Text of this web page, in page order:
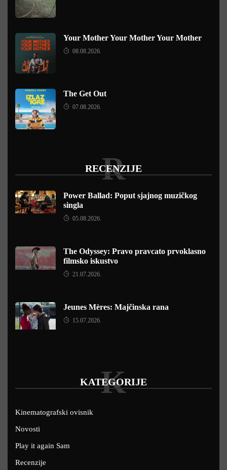
Your Mother Your Mother Your Mother
08.08.2026.
The Get Out
07.08.2026.
RECENZIJE
R
Power Ballad: Poput sjajnog muzičkog
singla
05.08.2026.
The Odyssey: Pravo pravcato prvoklasno
filmsko iskustvo
21.07.2026.
Jeunes Mères: Majčinska rana
15.07.2026.
KATEGORIJE
K
Kinematografski ovisnik
Novosti
Play it again Sam
Recenzije